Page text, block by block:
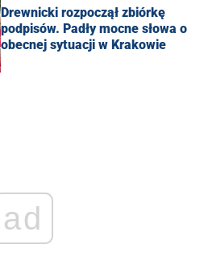
Drewnicki rozpoczął zbiórkę
podpisów. Padły mocne słowa o
obecnej sytuacji w Krakowie
ad